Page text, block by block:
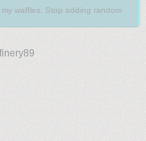
waffles. Stop adding random